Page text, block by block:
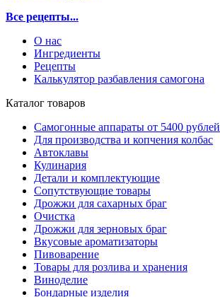
Все рецепты...
О нас
Ингредиенты
Рецепты
Калькулятор разбавления самогона
Каталог товаров
Самогонные аппараты от 5400 рублей
Для производства и копчения колбас
Автоклавы
Кулинария
Детали и комплектующие
Сопутствующие товары
Дрожжи для сахарных браг
Очистка
Дрожжи для зерновых браг
Вкусовые ароматизаторы
Пивоварение
Товары для розлива и хранения
Виноделие
Бондарные изделия